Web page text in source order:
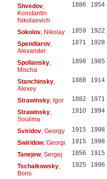
Shvedov,
Konstantin
Nikolaevich
1886 1954
Sokolov, Nikolay 1859 1922
Spendiarov,
Alexander
1871 1928
Spoliansky,
Mischa
1898 1985
Stanchinsky,
Alexey
1888 1914
Strawinsky, Igor 1882 1971
Strawinsky,
Soulima
1910 1994
Sviridov, Georgy 1915 1998
Swiridow, Georgi 1915 1998
Tanejew, Sergej 1856 1915
Tschaikowsky,
Boris
1925 1996